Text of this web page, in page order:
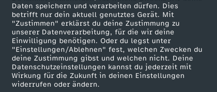
Daten speichern und verarbeiten dürfen. Dies
betrifft nur dein aktuell genutztes Gerät. Mit
"Zustimmen" erklärst du deine Zustimmung zu
unserer Datenverarbeitung, für die wir deine
Einwilligung benötigen. Oder du legst unter
"Einstellungen/Ablehnen" fest, welchen Zwecken du
deine Zustimmung gibst und welchen nicht. Deine
Datenschutzeinstellungen kannst du jederzeit mit
Wirkung für die Zukunft in deinen Einstellungen
widerrufen oder ändern.
u
m
B
u
ZDF goes Schule
Werbefernsehen
Mainzelmännchen